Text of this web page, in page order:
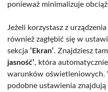
ponieważ minimalizuje
Jeżeli korzystasz z
również zagłębić się w
sekcja ’Ekran’. Znajdziesz
jasność’, która
warunków oświetleniowych.
podobne ustawienia znajdują